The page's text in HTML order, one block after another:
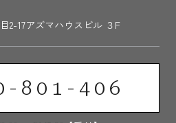
2-17アズマハウスビル ３F
801-406